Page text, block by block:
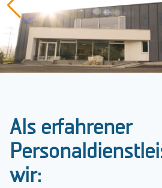
Als erfahrener
wir: